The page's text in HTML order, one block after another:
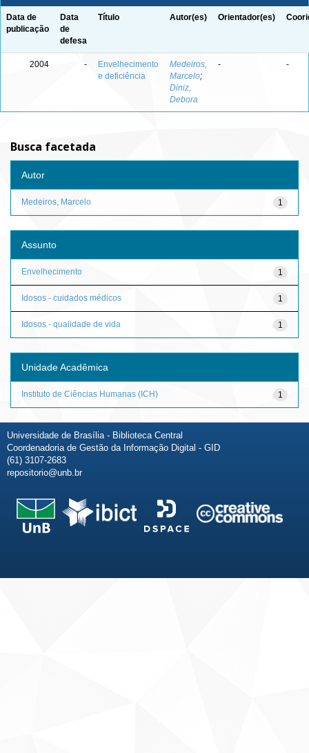
Data de
publicação
Data
de
defesa
Título Autor(es) Orientador(es)
2004 -
Envelhecimento
e deficiência
Medeiros,
Marcelo;
Diniz,
Debora
- -
Busca facetada
Autor
1
Medeiros, Marcelo
Assunto
1
Envelhecimento
1
Idosos - cuidados médicos
1
Idosos - qualidade de vida
Unidade Acadêmica
1
Instituto de Ciências Humanas (ICH)
Universidade de Brasília - Biblioteca Central
Coordenadoria de Gestão da Informação Digital - GID
(61) 3107-2683
repositorio@unb.br